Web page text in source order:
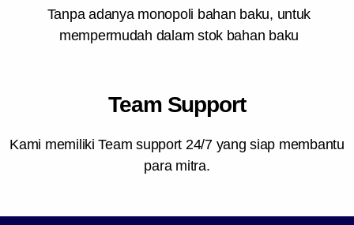
Tanpa adanya monopoli bahan baku, untuk
mempermudah dalam stok bahan baku
Team Support
Kami memiliki Team support 24/7 yang siap membantu
para mitra.